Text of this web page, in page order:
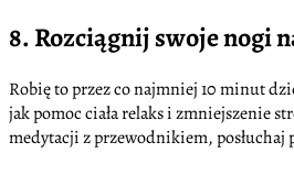
8. Rozciągnij swoje nogi
Robię to przez co najmniej 10 minut
jak pomoc ciała relaks i zmniejszenie
medytacji z przewodnikiem, posłuchaj